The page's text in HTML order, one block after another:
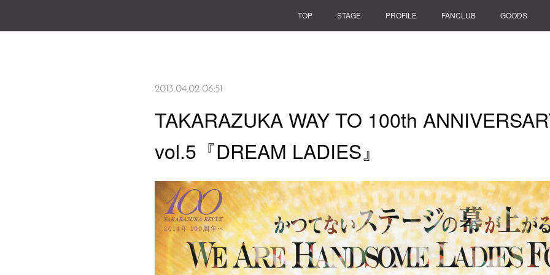
TOP STAGE PROFILE FANCLUB GOODS
2013.04.02 06:51
TAKARAZUKA WAY TO 100th
vol.5『DREAM LADIES』